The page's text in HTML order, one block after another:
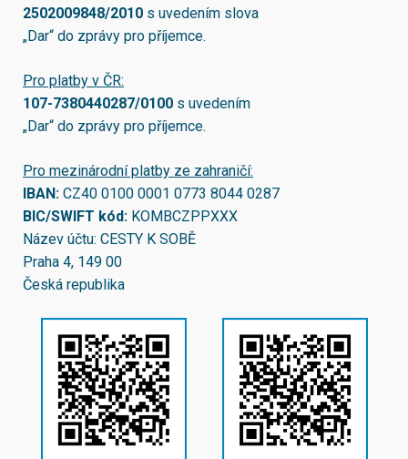
2502009848/2010 s uvedením slova
„Dar“ do zprávy pro příjemce.
Pro platby v ČR:
107-7380440287/0100 s uvedením
„Dar“ do zprávy pro příjemce.
Pro mezinárodní platby ze zahraničí:
IBAN: CZ40 0100 0001 0773 8044 0287
BIC/SWIFT kód: KOMBCZPPXXX
Název účtu: CESTY K SOBĚ
Praha 4, 149 00
Česká republika